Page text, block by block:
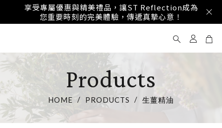
Products
HOME PRODUCTS 生薑精油
享受專屬優惠與精美禮品，讓ST Reflection成為
您重要時刻的完美體驗，傳遞真摯心意！